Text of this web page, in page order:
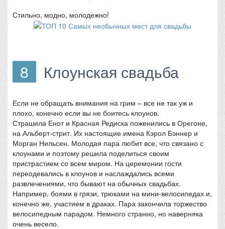
Стильно, модно, молодежно!
8 Клоунская свадьба
Если не обращать внимания на грим – все не так уж и
плохо, конечно если вы не боитесь клоунов.
Страшила Енот и Красная Редиска поженились в Орегоне,
на Альберт-стрит. Их настоящие имена Кэрол Бэннер и
Морган Нильсен. Молодая пара любит все, что связано с
клоунами и поэтому решила поделиться своим
пристрастием со всем миром. На церемонии гости
переодевались в клоунов и наслаждались всеми
развлечениями, что бывают на обычных свадьбах.
Например, боями в грязи, трюками на мини-велосипедах и,
конечно же, участием в драках. Пара закончила торжество
велосипедным парадом. Немного странно, но наверняка
очень весело.